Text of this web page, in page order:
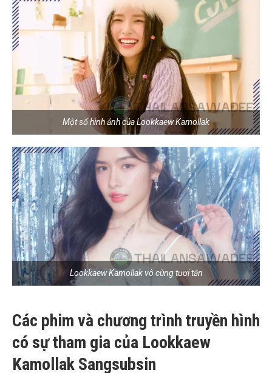
Một số hình ảnh của Lookkaew Kamollak
Lookkaew Kamollak vô cùng tươi tắn
Các phim và chương trình truyền hình
có sự tham gia của Lookkaew
Kamollak Sangsubsin